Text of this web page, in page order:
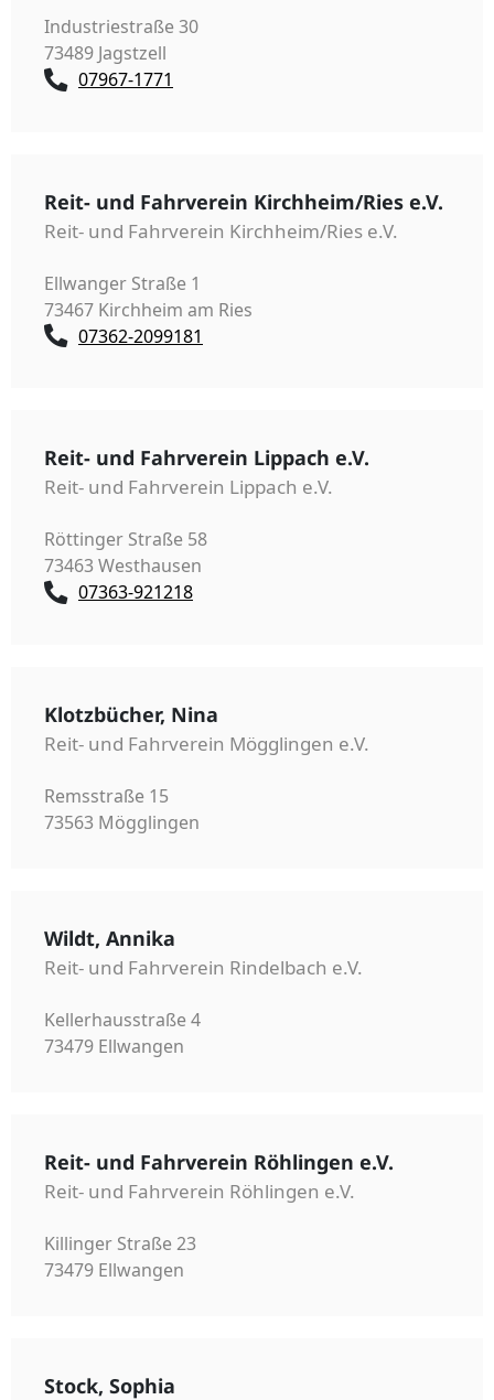
Industriestraße 30
73489 Jagstzell
07967-1771
Reit- und Fahrverein Kirchheim/Ries e.V.
Reit- und Fahrverein Kirchheim/Ries e.V.
Ellwanger Straße 1
73467 Kirchheim am Ries
07362-2099181
Reit- und Fahrverein Lippach e.V.
Reit- und Fahrverein Lippach e.V.
Röttinger Straße 58
73463 Westhausen
07363-921218
Klotzbücher, Nina
Reit- und Fahrverein Mögglingen e.V.
Remsstraße 15
73563 Mögglingen
Wildt, Annika
Reit- und Fahrverein Rindelbach e.V.
Kellerhausstraße 4
73479 Ellwangen
Reit- und Fahrverein Röhlingen e.V.
Reit- und Fahrverein Röhlingen e.V.
Killinger Straße 23
73479 Ellwangen
Stock, Sophia